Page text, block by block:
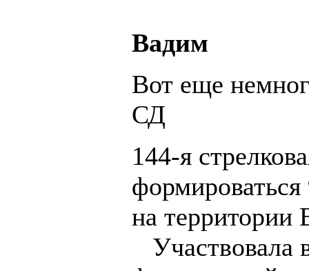
Вадим
Вот еще
СД
144-я
формироваться
на территории
Участвовала